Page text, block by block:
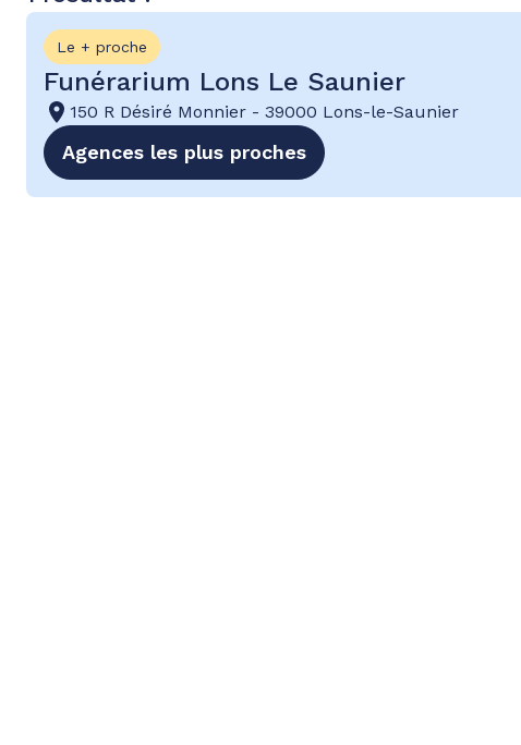
Le + proche
Funérarium Lons Le Saunier
150 R Désiré Monnier - 39000 Lons-le-Saunier
Agences les plus proches